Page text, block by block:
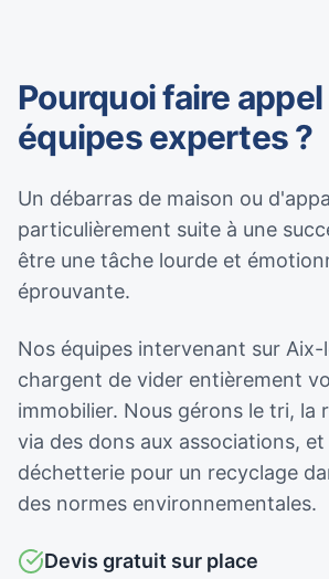
Pourquoi faire appel
équipes expertes ?
Un débarras de maison ou
particulièrement suite à une
être une tâche lourde et
éprouvante.
Nos équipes intervenant sur Aix-
chargent de vider entièrement
immobilier. Nous gérons le tri, la
via des dons aux associations,
déchetterie pour un recyclage
des normes environnementales.
Devis gratuit sur place